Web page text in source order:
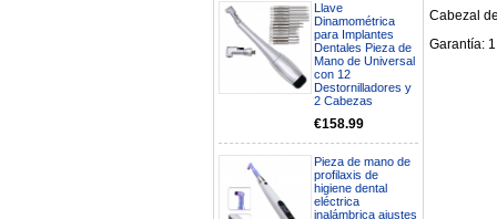
Llave
Dinamométrica
para Implantes
Dentales Pieza de
Mano de Universal
con 12
Destornilladores y
2 Cabezas
€158.99
Pieza de mano de
profilaxis de
higiene dental
eléctrica
inalámbrica ajustes
Boa noite gostaria de saber se
seria possível entrega em
Portugal e quanto tempo no
máximo demoraria pra a morada
av Francisco Sá Carneiro n40
5430-423 Valpacos do seguinte
produto - Motor eléctrico dental
inalámbrico IPR pieza de mano
ortodoncia y pulido 2 en 1.
Rita
29/07/2026
Cabezal
Garantía: